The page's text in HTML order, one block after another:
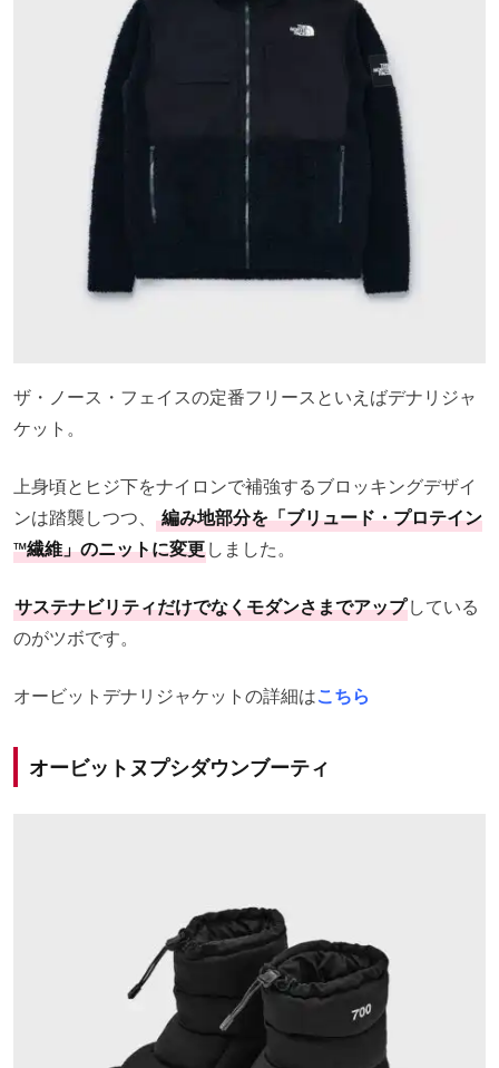
ザ・ノース・フェイスの定番フリースといえばデナリジャ
ケット。
上身頃とヒジ下をナイロンで補強するブロッキングデザイ
ンは踏襲しつつ、 編み地部分を「ブリュード・プロテイン
™️繊維」のニットに変更しました。
サステナビリティだけでなくモダンさまでアップしている
のがツボです。
オービットデナリジャケットの詳細はこちら
オービットヌプシダウンブーティ